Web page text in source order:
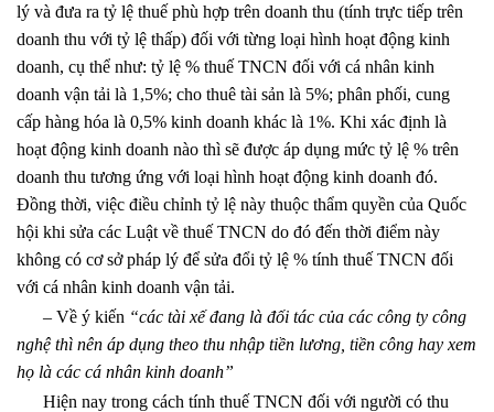
lý và đưa ra tỷ lệ thuế phù hợp trên doanh thu (tính trực tiếp trên
doanh thu với tỷ lệ thấp) đối với từng loại hình hoạt động kinh
doanh, cụ thể như: tỷ lệ % thuế TNCN đối với cá nhân kinh
doanh vận tải là 1,5%; cho thuê tài sản là 5%; phân phối, cung
cấp hàng hóa là 0,5% kinh doanh khác là 1%. Khi xác định là
hoạt động kinh doanh nào thì sẽ được áp dụng mức tỷ lệ % trên
doanh thu tương ứng với loại hình hoạt động kinh doanh đó.
Đồng thời, việc điều chỉnh tỷ lệ này thuộc thẩm quyền của Quốc
hội khi sửa các Luật về thuế TNCN do đó đến thời điểm này
không có cơ sở pháp lý để sửa đổi tỷ lệ % tính thuế TNCN đối
với cá nhân kinh doanh vận tải.
– Về ý kiến “các tài xế đang là đối tác của các công ty công
nghệ thì nên áp dụng theo thu nhập tiền lương, tiền công hay xem
họ là các cá nhân kinh doanh”
Hiện nay trong cách tính thuế TNCN đối với người có thu